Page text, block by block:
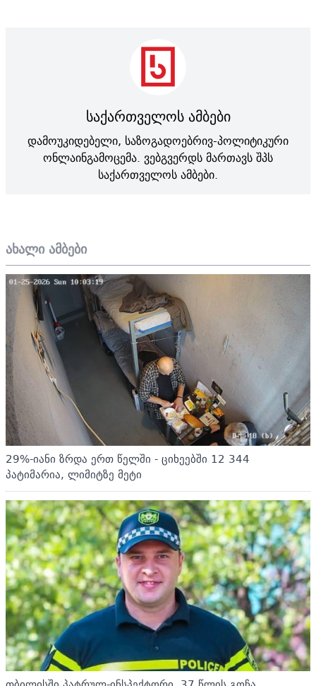
ახალი ამბები
29%-იანი ზრდა ერთ წელში - ციხეებში 12 344
პატიმარია, ლიმიტზე მეტი
საქართველოს ამბები
დამოუკიდებელი, საზოგადოებრივ-პოლიტიკური
ონლაინგამოცემა. ვებგვერდს მართავს შპს
საქართველოს ამბები.